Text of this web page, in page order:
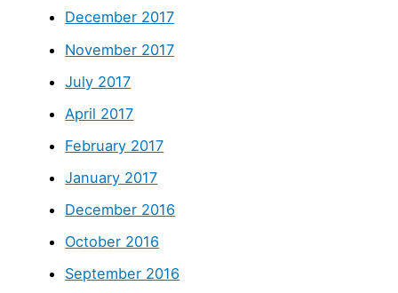
December 2017
November 2017
July 2017
April 2017
February 2017
January 2017
December 2016
October 2016
September 2016